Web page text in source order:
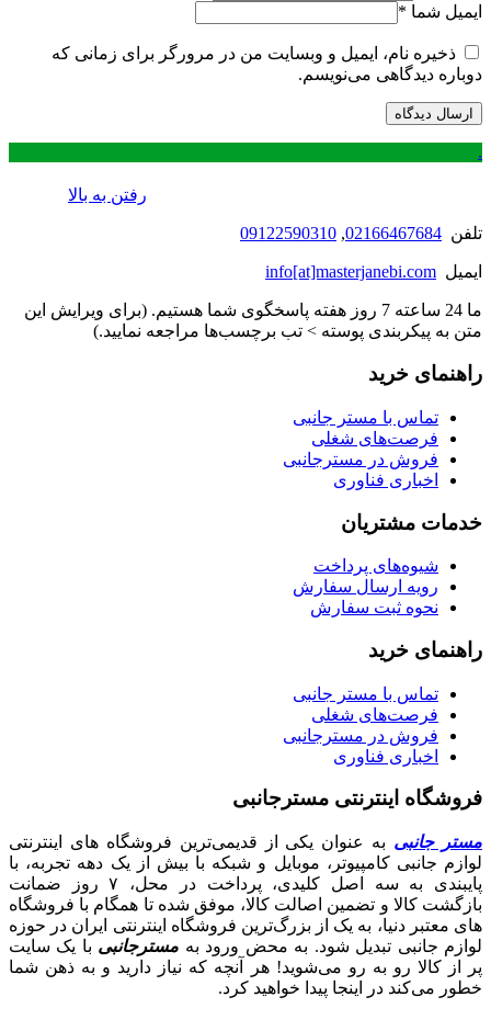
ایمیل شما *
ذخیره نام، ایمیل و وبسایت من در مرورگر برای زمانی که
دوباره دیدگاهی می‌نویسم.
.
رفتن به بالا
تلفن 02166467684
,
09122590310
ایمیل info[at]masterjanebi.com
ما 24 ساعته 7 روز هفته پاسخگوی شما هستیم. (برای ویرایش این
متن به پیکربندی پوسته > تب برچسب‌ها مراجعه نمایید.)
راهنمای خرید
تماس با مستر جانبی
فرصت‌های شغلی
فروش در مسترجانبی
اخباری فناوری
خدمات مشتریان
شیوه‌های پرداخت
رویه ارسال سفارش
نحوه ثبت سفارش
راهنمای خرید
تماس با مستر جانبی
فرصت‌های شغلی
فروش در مسترجانبی
اخباری فناوری
فروشگاه اینترنتی مسترجانبی
مستر جانبی به عنوان یکی از قدیمی‌ترین فروشگاه های اینترنتی
لوازم جانبی کامپیوتر، موبایل و شبکه با بیش از یک دهه تجربه، با
پایبندی به سه اصل کلیدی، پرداخت در محل، ۷ روز ضمانت
بازگشت کالا و تضمین اصالت کالا، موفق شده تا همگام با فروشگاه‌
های معتبر دنیا، به یک از بزرگ‌ترین فروشگاه اینترنتی ایران در حوزه
لوازم جانبی تبدیل شود. به محض ورود به مسترجانبی با یک سایت
پر از کالا رو به رو می‌شوید! هر آنچه که نیاز دارید و به ذهن شما
خطور می‌کند در اینجا پیدا خواهید کرد.